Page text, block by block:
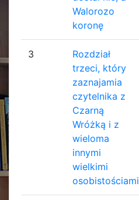
Walorozo
koronę
3
Rozdział
trzeci, który
zaznajamia
czytelnika z
Czarną
Wróżką i z
wieloma
innymi
wielkimi
osobistościami